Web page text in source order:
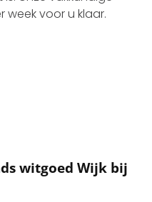
voor u klaar.
witgoed Wijk bij